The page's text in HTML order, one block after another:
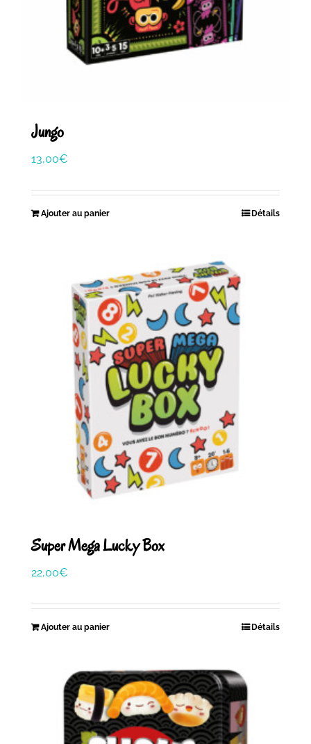
Jungo
13,00€
Ajouter au panier Détails
Super Mega Lucky Box
22,00€
Ajouter au panier Détails